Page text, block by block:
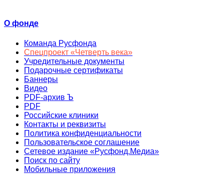
О фонде
Команда Русфонда
Спецпроект «Четверть века»
Учредительные документы
Подарочные сертификаты
Баннеры
Видео
PDF-архив Ъ
PDF
Российские клиники
Контакты и реквизиты
Политика конфиденциальности
Пользовательское соглашение
Сетевое издание «Русфонд.Медиа»
Поиск по сайту
Мобильные приложения